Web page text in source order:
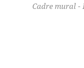
Cadre mural -